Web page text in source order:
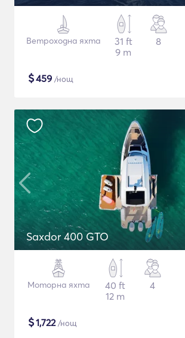
Ветроходна яхта
31 ft
9 m
8
$459 /нощ
Saxdor 400 GTO
Моторна яхта
40 ft
12 m
4
$1,722/нощ